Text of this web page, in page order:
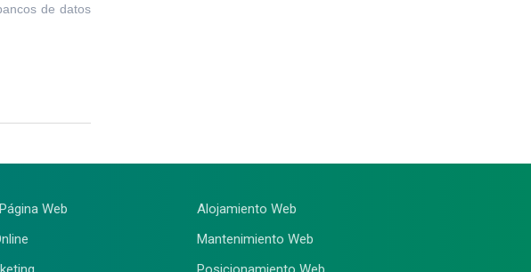
de datos
Web
Alojamiento Web
Mantenimiento Web